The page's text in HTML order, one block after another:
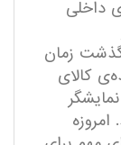
داخلی
زمان
کالای